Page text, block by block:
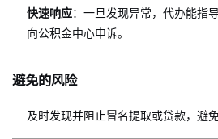
快速响应：一旦发现异常，代办能指
向公积金中心申诉。
避免的风险
及时发现并阻止冒名提取或贷款，避